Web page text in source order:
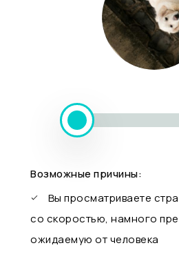
Возможные причины:
Вы просматриваете
со скоростью, намного
ожидаемую от человека